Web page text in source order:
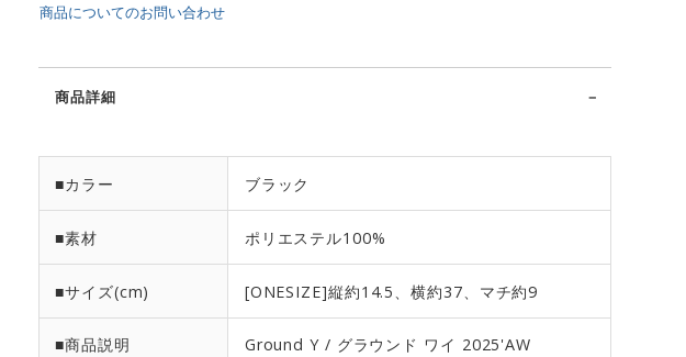
商品についてのお問い合わせ
商品詳細
■カラー ブラック
■素材 ポリエステル100%
■サイズ(cm) [ONESIZE]縦約14.5、横約37、マチ約9
■商品説明
Ground Y / グラウンド ワイ 2025'AW